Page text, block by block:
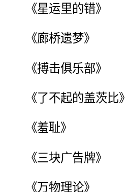
《星运里的错》
《廊桥遗梦》
《搏击俱乐部》
《了不起的盖茨比》
《羞耻》
《三块广告牌》
《万物理论》